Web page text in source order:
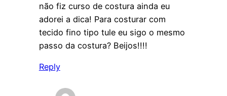
não fiz curso de costura ainda eu
adorei a dica! Para costurar com
tecido fino tipo tule eu sigo o mesmo
passo da costura? Beijos!!!!
Reply